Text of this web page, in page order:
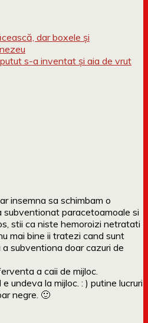
dar boxele și
s-a inventat și aia de vrut
insemna sa schimbam o
subventionat paracetoamoale si
stii ca niste hemoroizi netratati
mai bine ii tratezi cand sunt
subventiona doar cazuri de
a caii de mijloc.
undeva la mijloc. : ) putine lucruri
negre. 🙂